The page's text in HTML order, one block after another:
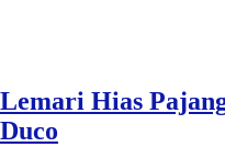
Lemari Hias
Duco